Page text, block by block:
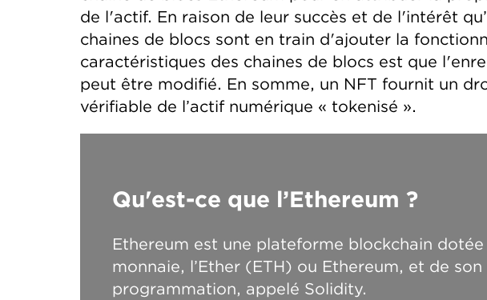
de l'actif. En raison de leur succès et de l'intérêt
chaines de blocs sont en train d'ajouter la
caractéristiques des chaines de blocs est que
peut être modifié. En somme, un NFT fournit un
vérifiable de l’actif numérique « tokenisé ».
Qu'est-ce que l’Ethereum ?
Ethereum est une plateforme blockchain
monnaie, l’Ether (ETH) ou Ethereum, et de
programmation, appelé Solidity.